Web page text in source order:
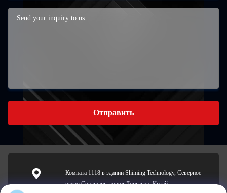
Отправить
Address
Комната 1118 в здании Shiming Technology, Северное
озеро Сонгшань, город Донггуан, Китай.